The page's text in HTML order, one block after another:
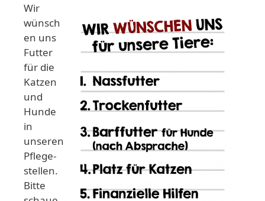
Wir
wünsch
en uns
Futter
für die
Katzen
und
Hunde
in
unseren
Pflege-
stellen.
Bitte